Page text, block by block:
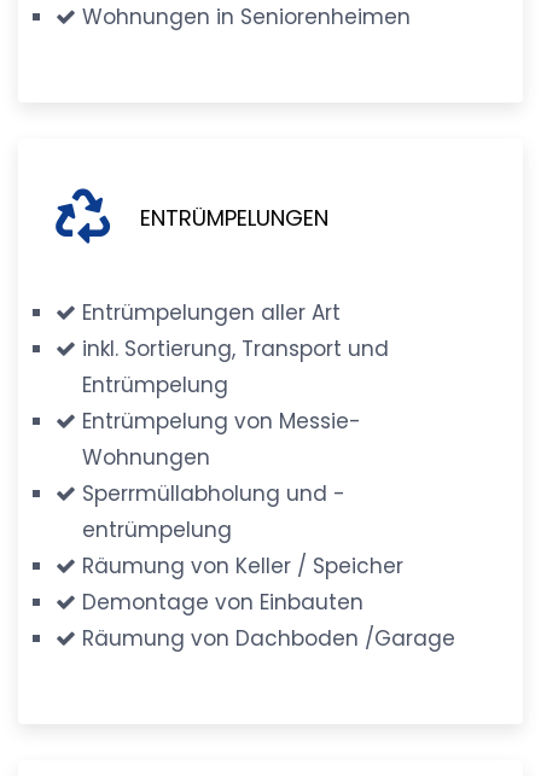
Wohnungen in Seniorenheimen
ENTRÜMPELUNGEN
Entrümpelungen aller Art
inkl. Sortierung, Transport und
Entrümpelung
Entrümpelung von Messie-
Wohnungen
Sperrmüllabholung und -
entrümpelung
Räumung von Keller / Speicher
Demontage von Einbauten
Räumung von Dachboden /Garage